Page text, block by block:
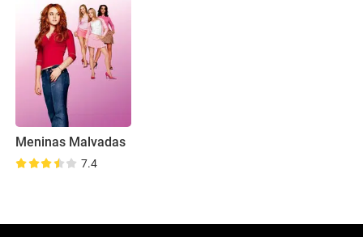
Meninas Malvadas
7.4